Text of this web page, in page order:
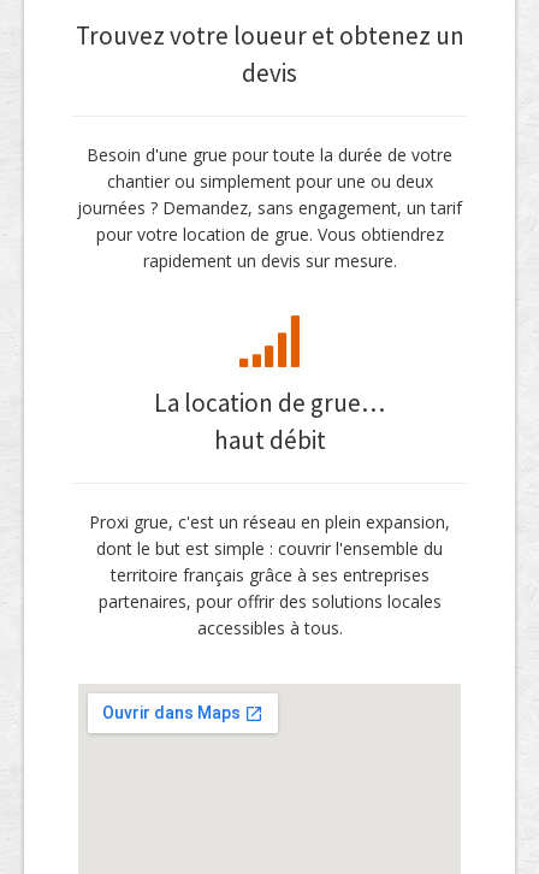
Trouvez votre loueur et obtenez un
devis
Besoin d'une grue pour toute la durée de votre
chantier ou simplement pour une ou deux
journées ? Demandez, sans engagement, un tarif
pour votre location de grue. Vous obtiendrez
rapidement un devis sur mesure.
La location de grue…
haut débit
Proxi grue, c'est un réseau en plein expansion,
dont le but est simple : couvrir l'ensemble du
territoire français grâce à ses entreprises
partenaires, pour offrir des solutions locales
accessibles à tous.